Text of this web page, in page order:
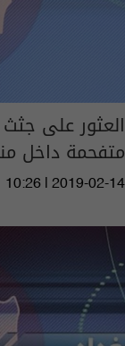
العثور على جثث
متفحمة داخل
10:26 | 2019-02-14